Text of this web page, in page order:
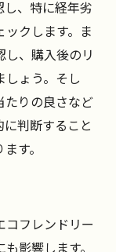
、特に経年劣
クします。ま
、購入後のリ
しょう。そし
たりの良さなど
判断すること
す。
コフレンドリー
影響します。